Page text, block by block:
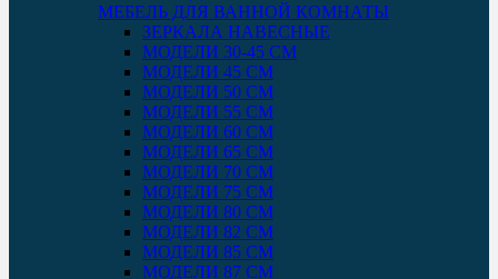
МЕБЕЛЬ ДЛЯ ВАННОЙ КОМНАТЫ
ЗЕРКАЛА НАВЕСНЫЕ
МОДЕЛИ 30-45 СМ
МОДЕЛИ 45 СМ
МОДЕЛИ 50 СМ
МОДЕЛИ 55 СМ
МОДЕЛИ 60 СМ
МОДЕЛИ 65 СМ
МОДЕЛИ 70 СМ
МОДЕЛИ 75 СМ
МОДЕЛИ 80 СМ
МОДЕЛИ 82 СМ
МОДЕЛИ 85 СМ
МОДЕЛИ 87 СМ